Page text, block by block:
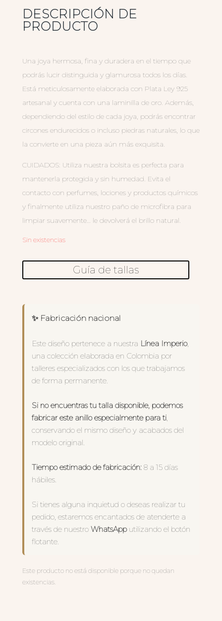
DESCRIPCIÓN DE
PRODUCTO
Una joya hermosa, fina y duradera en el tiempo que
podrás lucir distinguida y glamurosa todos los días.
Está meticulosamente elaborada con Plata Ley 925
artesanal y cuenta con una laminilla de oro. Además,
dependiendo del estilo de cada joya, podrás encontrar
circones endurecidos o incluso piedras naturales, lo que
la convierte en una pieza aún más exquisita.
CUIDADOS: Utiliza nuestra bolsita es perfecta para
mantenerla protegida y sin humedad. Evita el
contacto con perfumes, lociones y productos químicos
y finalmente utiliza nuestro paño de microfibra para
limpiar suavemente… le devolverá el brillo natural.
Sin existencias
Guía de tallas
✨ Fabricación nacional
Este diseño pertenece a nuestra Línea Imperio,
una colección elaborada en Colombia por
talleres especializados con los que trabajamos
de forma permanente.
Si no encuentras tu talla disponible, podemos
fabricar este anillo especialmente para ti,
conservando el mismo diseño y acabados del
modelo original.
Tiempo estimado de fabricación:8 a 15 días
hábiles.
Si tienes alguna inquietud o deseas realizar tu
pedido, estaremos encantados de atenderte a
través de nuestro WhatsApputilizando el botón
flotante.
Este producto no está disponible porque no quedan
existencias.